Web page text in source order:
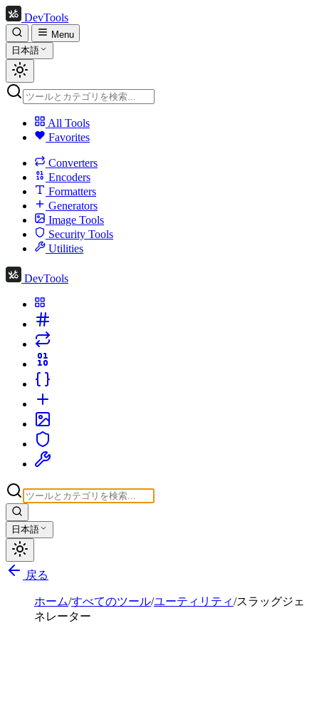
DevTools
Menu
日本語
All Tools
Favorites
Converters
Encoders
Formatters
Generators
Image Tools
Security Tools
Utilities
DevTools
日本語
戻る
ホーム/すべてのツール/ユーティリティ/スラッグジェ
ネレーター